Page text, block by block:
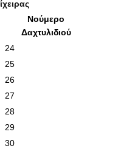
Νούμερο
Δαχτυλιδιού
24
25
26
27
28
29
30